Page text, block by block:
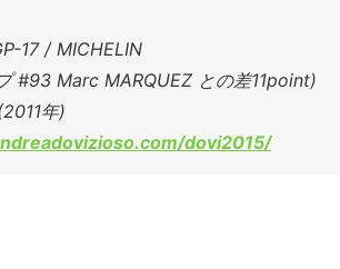
17 / MICHELIN
#93 Marc MARQUEZ との差11point)
年)
dovi2015/